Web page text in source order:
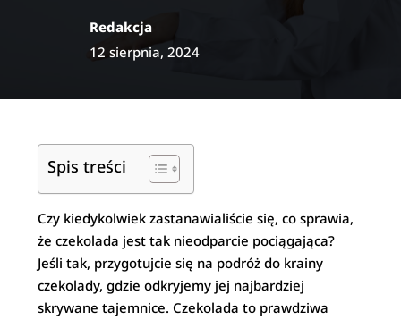
Redakcja
12 sierpnia, 2024
Spis treści
Czy kiedykolwiek zastanawialiście się, co sprawia,
że czekolada jest tak nieodparcie pociągająca?
Jeśli tak, przygotujcie się na podróż do krainy
czekolady, gdzie odkryjemy jej najbardziej
skrywane tajemnice. Czekolada to prawdziwa